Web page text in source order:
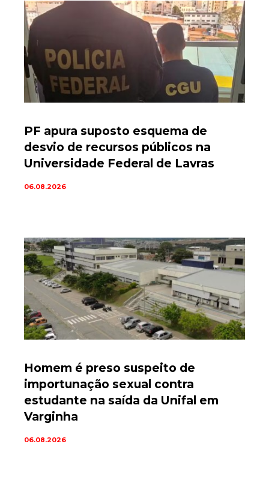
PF apura suposto esquema de
desvio de recursos públicos na
Universidade Federal de Lavras
06.08.2026
Homem é preso suspeito de
importunação sexual contra
estudante na saída da Unifal em
Varginha
06.08.2026